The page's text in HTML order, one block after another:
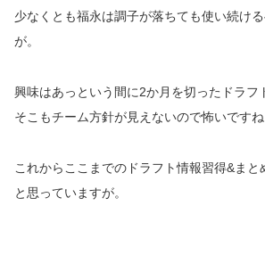
少なくとも福永は調子が落ちても使い続け
が。
興味はあっという間に2か月を切ったドラフ
そこもチーム方針が見えないので怖いですね
これからここまでのドラフト情報習得&ま
と思っていますが。